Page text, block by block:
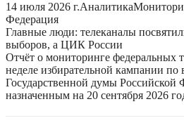
14 июля 2026 г.Аналитика
Федерация
Главные люди: телеканалы
выборов, а ЦИК России
Отчёт о мониторинге федеральных
неделе избирательной кампании по
Государственной думы Российской
назначенным на 20 сентября 2026